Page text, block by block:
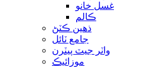
غسل خانو
ڪالم
ذهين ڪٽڻ
جامع ٽائل
واٽر جيٽ پيٽرن
موزائيڪ